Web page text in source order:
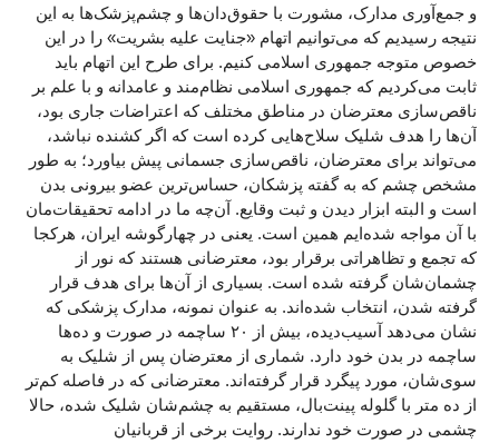
و جمع‌آوری مدارک، مشورت با حقوق‌دان‌ها و چشم‌پزشک‌ها به این
نتیجه رسیدیم که می‌توانیم اتهام «جنایت علیه بشریت» را در این
خصوص متوجه جمهوری اسلامی کنیم. برای طرح این اتهام باید
ثابت می‌کردیم که جمهوری اسلامی نظام‌مند و عامدانه و با علم بر
ناقص‌سازی معترضان در مناطق مختلف که اعتراضات جاری بود،
آن‌ها را هدف شلیک سلاح‌هایی کرده‌ است که اگر کشنده نباشد،
می‌تواند برای معترضان، ناقص‌سازی جسمانی پیش بیاورد؛ به طور
مشخص چشم که به گفته پزشکان، حساس‌ترین عضو بیرونی بدن
است و البته ابزار دیدن و ثبت وقایع. آن‌چه ما در ادامه تحقیقات‌مان
با آن مواجه شده‌ایم همین است. یعنی در چهارگوشه ایران، هرکجا
که تجمع و تظاهراتی برقرار بود، معترضانی هستند که نور از
چشمان‌شان گرفته شده است. بسیاری از آن‌ها برای هدف‌ قرار
گرفته شدن، انتخاب شده‌اند. به عنوان نمونه، مدارک پزشکی که
نشان می‌دهد آسیب‌دیده، بیش از ۲۰ ساچمه در صورت و ده‌ها
ساچمه در بدن خود دارد. شماری از معترضان پس از شلیک به
سوی‌شان، مورد پیگرد قرار گرفته‌اند. معترضانی که در فاصله کم‌تر
از ده متر با گلوله پینت‌بال، مستقیم به چشم‌شان شلیک شده، حالا
چشمی در صورت خود ندارند. روایت برخی از قربانیان